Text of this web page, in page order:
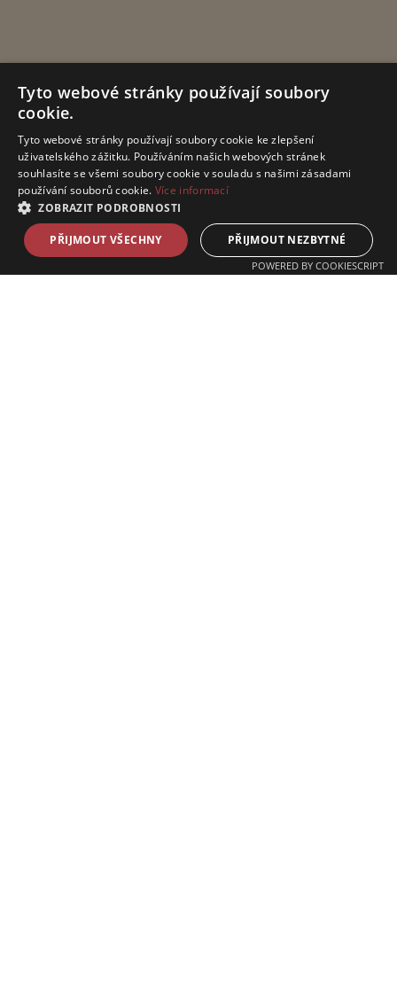
Tyto webové stránky používají soubory
cookie.
Tyto webové stránky používají soubory cookie ke zlepšení
uživatelského zážitku. Používáním našich webových stránek
souhlasíte se všemi soubory cookie v souladu s našimi zásadami
používání souborů cookie. Více informací
ZOBRAZIT PODROBNOSTI
PŘIJMOUT VŠECHNY PŘIJMOUT NEZBYTNÉ
POWERED BY COOKIESCRIPT